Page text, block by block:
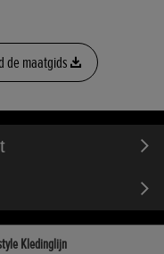
de maatgids
Kledinglijn